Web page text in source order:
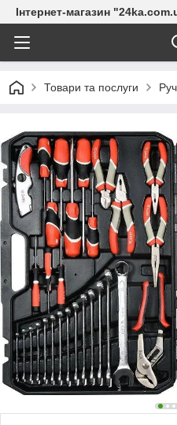
Інтернет-магазин
Товари та послуги